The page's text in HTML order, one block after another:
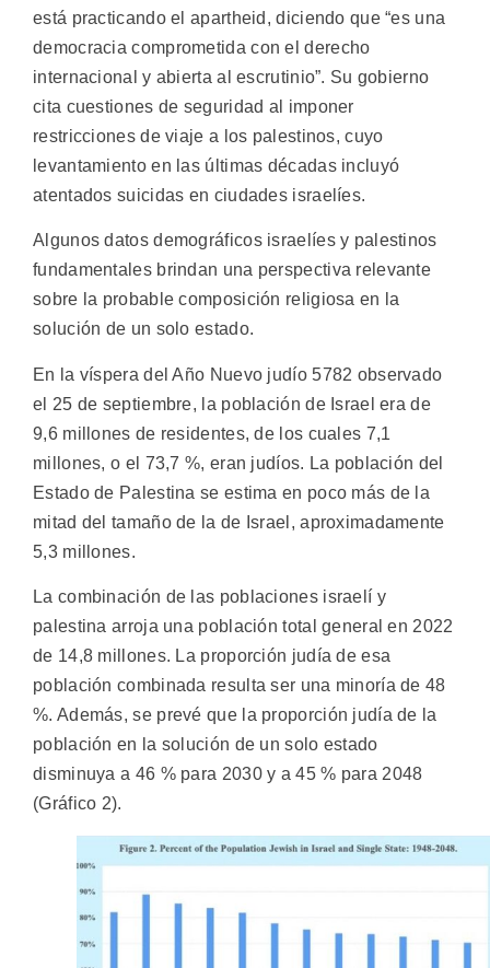
está practicando el apartheid, diciendo que “es una
democracia comprometida con el derecho
internacional y abierta al escrutinio”. Su gobierno
cita cuestiones de seguridad al imponer
restricciones de viaje a los palestinos, cuyo
levantamiento en las últimas décadas incluyó
atentados suicidas en ciudades israelíes.
Algunos datos demográficos israelíes y palestinos
fundamentales brindan una perspectiva relevante
sobre la probable composición religiosa en la
solución de un solo estado.
En la víspera del Año Nuevo judío 5782 observado
el 25 de septiembre, la población de Israel era de
9,6 millones de residentes, de los cuales 7,1
millones, o el 73,7 %, eran judíos. La población del
Estado de Palestina se estima en poco más de la
mitad del tamaño de la de Israel, aproximadamente
5,3 millones.
La combinación de las poblaciones israelí y
palestina arroja una población total general en 2022
de 14,8 millones. La proporción judía de esa
población combinada resulta ser una minoría de 48
%. Además, se prevé que la proporción judía de la
población en la solución de un solo estado
disminuya a 46 % para 2030 y a 45 % para 2048
(Gráfico 2).